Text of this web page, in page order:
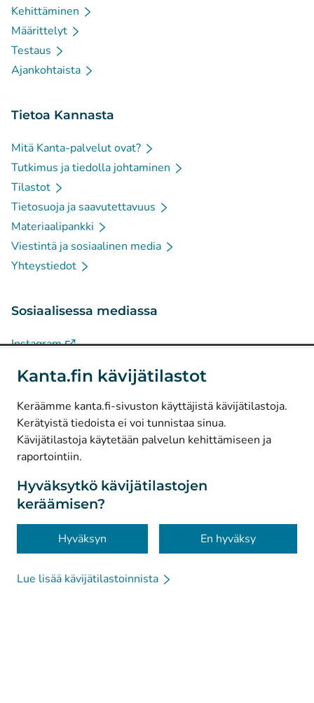
Kanta.fin kävijätilastot
Keräämme kanta.fi-sivuston käyttäjistä kävijätilastoja.
Kerätyistä tiedoista ei voi tunnistaa sinua.
Kävijätilastoja käytetään palvelun kehittämiseen ja
raportointiin.
Hyväksytkö kävijätilastojen
keräämisen?
Hyväksyn En hyväksy
Lue lisää kävijätilastoinnista
Kehittäminen
Määrittelyt
Testaus
Ajankohtaista
Tietoa Kannasta
Mitä Kanta-palvelut ovat?
Tutkimus ja tiedolla johtaminen
Tilastot
Tietosuoja ja saavutettavuus
Materiaalipankki
Viestintä ja sosiaalinen media
Yhteystiedot
Sosiaalisessa mediassa
Instagram(Avautuu uuteen välilehteen)
Facebook(Avautuu uuteen välilehteen)
© Kanta-Palvelut, Kansaneläkelaitos
Tietosuoja
Tietoa sivustosta
Saavutettavuus
Evästeet